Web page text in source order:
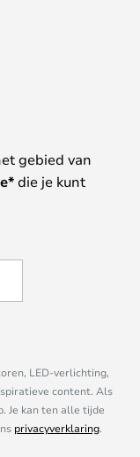
gebied van
die je kunt
LED-verlichting,
content. Als
Je kan ten alle tijde
privacyverklaring.